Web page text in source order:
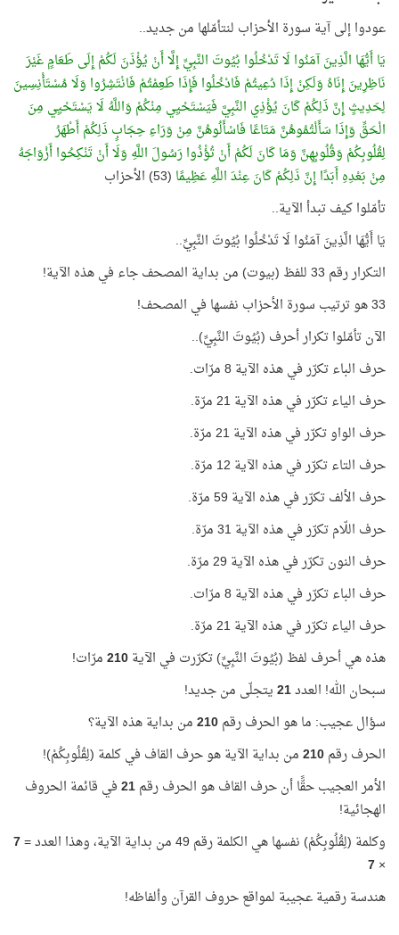
عودوا إلى آية سورة الأحزاب لنتأمّلها من جديد..
يَا أَيُّهَا الَّذِينَ آمَنُوا لَا تَدْخُلُوا بُيُوتَ النَّبِيِّ إِلَّا أَنْ يُؤْذَنَ لَكُمْ إِلَى طَعَامٍ غَيْرَ
نَاظِرِينَ إِنَاهُ وَلَكِنْ إِذَا دُعِيتُمْ فَادْخُلُوا فَإِذَا طَعِمْتُمْ فَانْتَشِرُوا وَلَا مُسْتَأْنِسِينَ
لِحَدِيثٍ إِنَّ ذَلِكُمْ كَانَ يُؤْذِي النَّبِيَّ فَيَسْتَحْيِي مِنْكُمْ وَاللَّهُ لَا يَسْتَحْيِي مِنَ
الْحَقِّ وَإِذَا سَأَلْتُمُوهُنَّ مَتَاعًا فَاسْأَلُوهُنَّ مِنْ وَرَاءِ حِجَابٍ ذَلِكُمْ أَطْهَرُ
لِقُلُوبِكُمْ وَقُلُوبِهِنَّ وَمَا كَانَ لَكُمْ أَنْ تُؤْذُوا رَسُولَ اللَّهِ وَلَا أَنْ تَنْكِحُوا أَزْوَاجَهُ
مِنْ بَعْدِهِ أَبَدًا إِنَّ ذَلِكُمْ كَانَ عِنْدَ اللَّهِ عَظِيمًا (53) الأحزاب
تأمّلوا كيف تبدأ الآية..
يَا أَيُّهَا الَّذِينَ آمَنُوا لَا تَدْخُلُوا بُيُوتَ النَّبِيِّ..
التكرار رقم 33 للفظ (بيوت) من بداية المصحف جاء في هذه الآية!
33 هو ترتيب سورة الأحزاب نفسها في المصحف!
الآن تأمّلوا تكرار أحرف (بُيُوتَ النَّبِيِّ)..
حرف الباء تكرّر في هذه الآية 8 مرّات.
حرف الياء تكرّر في هذه الآية 21 مرّة.
حرف الواو تكرّر في هذه الآية 21 مرّة.
حرف التاء تكرّر في هذه الآية 12 مرّة.
حرف الألف تكرّر في هذه الآية 59 مرّة.
حرف اللّام تكرّر في هذه الآية 31 مرّة.
حرف النون تكرّر في هذه الآية 29 مرّة.
حرف الباء تكرّر في هذه الآية 8 مرّات.
حرف الياء تكرّر في هذه الآية 21 مرّة.
هذه هي أحرف لفظ (بُيُوتَ النَّبِيِّ) تكرّرت في الآية210مرّات!
سبحان الله! العدد21يتجلّى من جديد!
سؤال عجيب: ما هو الحرف رقم210من بداية هذه الآية؟
الحرف رقم210من بداية الآية هو حرف القاف في كلمة (لِقُلُوبِكُمْ)!
الأمر العجيب حقًّا أن حرف القاف هو الحرف رقم21في قائمة الحروف
الهجائية!
وكلمة (لِقُلُوبِكُمْ) نفسها هي الكلمة رقم 49 من بداية الآية، وهذا العدد =
7
×
7
هندسة رقمية عجيبة لمواقع حروف القرآن وألفاظه!